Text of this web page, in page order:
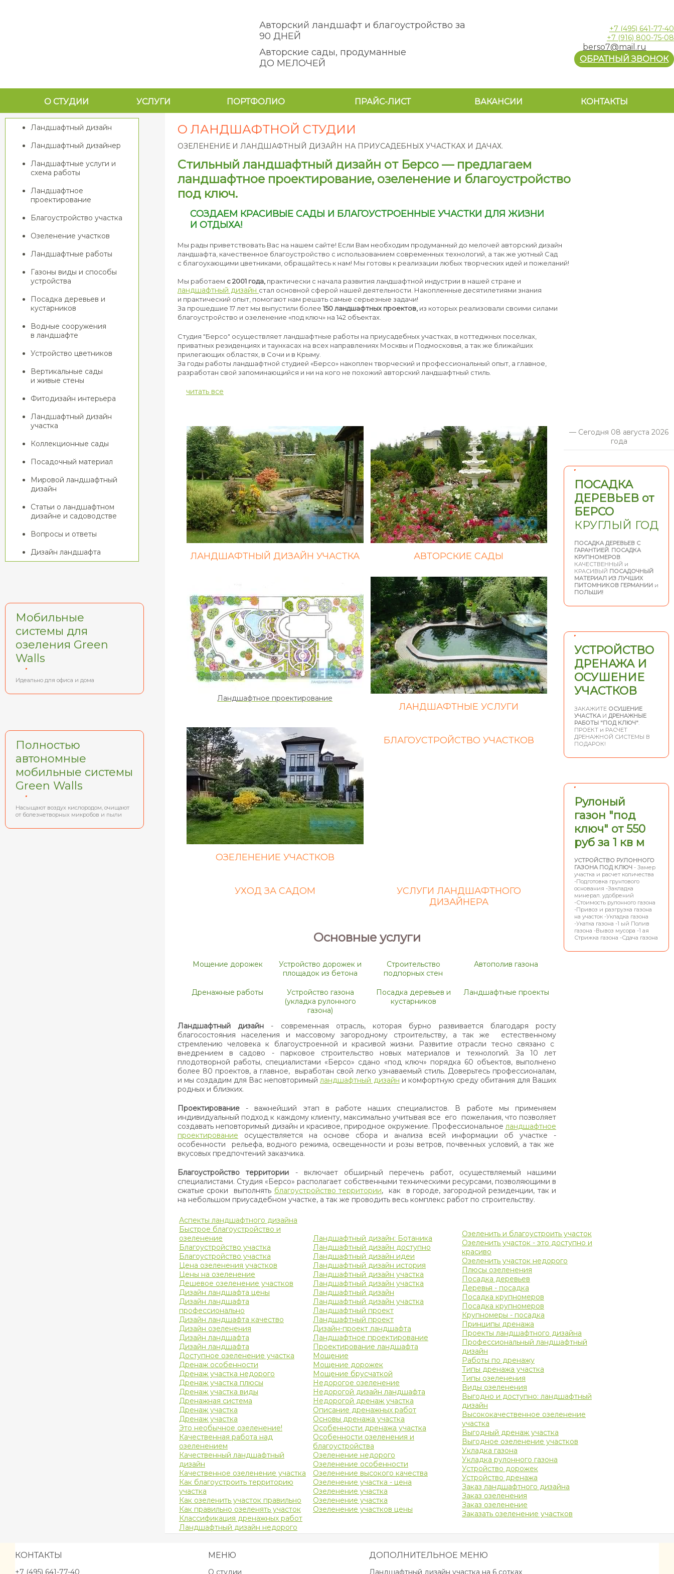
Авторский ландшафт и благоустройство за
90 ДНЕЙ
Авторские сады, продуманные
ДО МЕЛОЧЕЙ
+7 (495) 641-77-40
+7 (916) 800-75-08
berso7@mail.ru
ОБРАТНЫЙ ЗВОНОК
О СТУДИИ УСЛУГИ ПОРТФОЛИО ПРАЙС-ЛИСТ ВАКАНСИИ КОНТАКТЫ
Ландшафтный дизайн
Ландшафтный дизайнер
Ландшафтные услуги и
схема работы
Ландшафтное
проектирование
Благоустройство участка
Озеленение участков
Ландшафтные работы
Газоны виды и способы
устройства
Посадка деревьев и
кустарников
Водные сооружения
в ландшафте
Устройство цветников
Вертикальные сады
и живые стены
Фитодизайн интерьера
Ландшафтный дизайн
участка
Коллекционные сады
Посадочный материал
Мировой ландшафтный
дизайн
Статьи о ландшафтном
дизайне и садоводстве
Вопросы и ответы
Дизайн ландшафта
Мобильные
системы для
озеления Green
Walls
Идеально для офиса и дома
Полностью
автономные
мобильные системы
Green Walls
Насыщают воздух кислородом, очищают
от болезнетворных микробов и пыли
О ЛАНДШАФТНОЙ СТУДИИ
ОЗЕЛЕНЕНИЕ И ЛАНДШАФТНЫЙ ДИЗАЙН НА ПРИУСАДЕБНЫХ УЧАСТКАХ И ДАЧАХ.
Стильный ландшафтный дизайн от Берсо — предлагаем
ландшафтное проектирование, озеленение и благоустройство
под ключ.
СОЗДАЕМ КРАСИВЫЕ САДЫ И БЛАГОУСТРОЕННЫЕ УЧАСТКИ ДЛЯ ЖИЗНИ
И ОТДЫХА!
Мы рады приветствовать Вас на нашем сайте! Если Вам необходим продуманный до мелочей авторский дизайн
ландшафта, качественное благоустройство с использованием современных технологий, а так же уютный Сад
с благоухающими цветниками, обращайтесь к нам! Мы готовы к реализации любых творческих идей и пожеланий!
Мы работаем с 2001 года, практически с начала развития ландшафтной индустрии в нашей стране и
ландшафтный дизайн стал основной сферой нашей деятельности. Накопленные десятилетиями знания
и практический опыт, помогают нам решать самые серьезные задачи!
За прошедшие 17 лет мы выпустили более 150 ландшафтных проектов, из которых реализовали своими силами
благоустройство и озеленение «под ключ» на 142 объектах.
Студия "Берсо" осуществляет ландшафтные работы на приусадебных участках, в коттеджных поселках,
приватных резиденциях и таунхасах на всех направлениях Москвы и Подмосковья, а так же ближайших
прилегающих областях, в Сочи и в Крыму.
За годы работы ландшафтной студией «Берсо» накоплен творческий и профессиональный опыт, а главное,
разработан свой запоминающийся и ни на кого не похожий авторский ландшафтный стиль.
читать все
ЛАНДШАФТНЫЙ ДИЗАЙН УЧАСТКА АВТОРСКИЕ САДЫ
Ландшафтное проектирование
ЛАНДШАФТНЫЕ УСЛУГИ
ОЗЕЛЕНЕНИЕ УЧАСТКОВ
БЛАГОУСТРОЙСТВО УЧАСТКОВ
УХОД ЗА САДОМ
УСЛУГИ ЛАНДШАФТНОГО
ДИЗАЙНЕРА
Основные услуги
Мощение дорожек
Устройство дорожек и
площадок из бетона
Строительство
подпорных стен
Автополив газона
Дренажные работы
Устройство газона
(укладка рулонного
газона)
Посадка деревьев и
кустарников
Ландшафтные проекты
Ландшафтный дизайн - современная отрасль, которая бурно развивается благодаря росту
благосостояния населения и массовому загородному строительству, а так же естественному
стремлению человека к благоустроенной и красивой жизни. Развитие отрасли тесно связано с
внедрением в садово - парковое строительство новых материалов и технологий. За 10 лет
плодотворной работы, специалистами «Берсо» сдано «под ключ» порядка 60 объектов, выполнено
более 80 проектов, а главное, выработан свой легко узнаваемый стиль. Доверьтесь профессионалам,
и мы создадим для Вас неповторимыйландшафтный дизайн и комфортную среду обитания для Ваших
родных и близких.
Проектирование - важнейший этап в работе наших специалистов. В работе мы применяем
индивидуальный подход к каждому клиенту, максимально учитывая все его пожелания, что позволяет
создавать неповторимый дизайн и красивое, природное окружение. Профессиональное ландшафтное
проектирование осуществляется на основе сбора и анализа всей информации об участке -
особенности рельефа, водного режима, освещенности и розы ветров, почвенных условий, а так же
вкусовых предпочтений заказчика.
Благоустройство территории - включает обширный перечень работ, осуществляемый нашими
специалистами. Студия «Берсо» располагает собственными техническими ресурсами, позволяющими в
сжатые сроки выполнять благоустройство территории, как в городе, загородной резиденции, так и
на небольшом приусадебном участке, а так же проводить весь комплекс работ по строительству.
Аспекты ландшафтного дизайна
Быстрое благоустройство и
озеленение
Благоустройство участка
Благоустройство участка
Цена озеленения участков
Цены на озеленение
Дешевое озеленение участков
Дизайн ландшафта цены
Дизайн ландшафта
профессионально
Дизайн ландшафта качество
Дизайн озеленения
Дизайн ландшафта
Дизайн ландшафта
Доступное озеленение участка
Дренаж особенности
Дренаж участка недорого
Дренаж участка плюсы
Дренаж участка виды
Дренажная система
Дренаж участка
Дренаж участка
Это необычное озеленение!
Качественная работа над
озеленением
Качественный ландшафтный
дизайн
Качественное озеленение участка
Как благоустроить территорию
участка
Как озеленить участок правильно
Как правильно озеленять участок
Классификация дренажных работ
Ландшафтный дизайн недорого
Ландшафтный дизайн: Ботаника
Ландшафтный дизайн доступно
Ландшафтный дизайн идеи
Ландшафтный дизайн история
Ландшафтный дизайн участка
Ландшафтный дизайн участка
Ландшафтный дизайн
Ландшафтный дизайн участка
Ландшафтный проект
Ландшафтный проект
Дизайн-проект ландшафта
Ландшафтное проектирование
Проектирование ландшафта
Мощение
Мощение дорожек
Мощение брусчаткой
Недорогое озеленение
Недорогой дизайн ландшафта
Недорогой дренаж участка
Описание дренажных работ
Основы дренажа участка
Особенности дренажа участка
Особенности озеленения и
благоустройства
Озеленение недорого
Озеленение особенности
Озеленение высокого качества
Озеленение участка - цена
Озеленение участка
Озеленение участка
Озеленение участков цены
Озеленить и благоустроить участок
Озеленить участок - это доступно и
красиво
Озеленить участок недорого
Плюсы озеленения
Посадка деревьев
Деревья - посадка
Посадка крупномеров
Посадка крупномеров
Крупномеры - посадка
Принципы дренажа
Проекты ландшафтного дизайна
Профессиональный ландшафтный
дизайн
Работы по дренажу
Типы дренажа участка
Типы озеленения
Виды озеленения
Выгодно и доступно: ландшафтный
дизайн
Высококачественное озеленение
участка
Выгодный дренаж участка
Выгодное озеленение участков
Укладка газона
Укладка рулонного газона
Устройство дорожек
Устройство дренажа
Заказ ландшафтного дизайна
Заказ озеленения
Заказ озеленение
Заказать озеленение участков
— Сегодня 08 августа 2026
года
ПОСАДКА
ДЕРЕВЬЕВ от
БЕРСО
КРУГЛЫЙ ГОД
ПОСАДКА ДЕРЕВЬЕВ С
ГАРАНТИЕЙ. ПОСАДКА
КРУПНОМЕРОВ.
КАЧЕСТВЕННЫЙ и
КРАСИВЫЙ ПОСАДОЧНЫЙ
МАТЕРИАЛ ИЗ ЛУЧШИХ
ПИТОМНИКОВ ГЕРМАНИИ и
ПОЛЬШИ!
УСТРОЙСТВО
ДРЕНАЖА И
ОСУШЕНИЕ
УЧАСТКОВ
ЗАКАЖИТЕ ОСУШЕНИЕ
УЧАСТКА И ДРЕНАЖНЫЕ
РАБОТЫ "ПОД КЛЮЧ".
ПРОЕКТ и РАСЧЕТ
ДРЕНАЖНОЙ СИСТЕМЫ В
ПОДАРОК!
Рулоный
газон "под
ключ" от 550
руб за 1 кв м
УСТРОЙСТВО РУЛОННОГО
ГАЗОНА ПОД КЛЮЧ - Замер
участка и расчет количества
-Подготовка грунтового
основания -Закладка
минерал. удобрений
-Стоимость рулонного газона
-Привоз и разгрузка газона
на участок -Укладка газона
-Укатка газона -1 ый Полив
газона -Вывоз мусора -1 ая
Стрижка газона -Сдача газона
КОНТАКТЫ
+7 (495) 641-77-40
МЕНЮ
О студии
ДОПОЛНИТЕЛЬНОЕ МЕНЮ
Ландшафтный дизайн участка на 6 сотках